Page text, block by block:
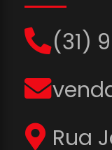
(31)
Rua